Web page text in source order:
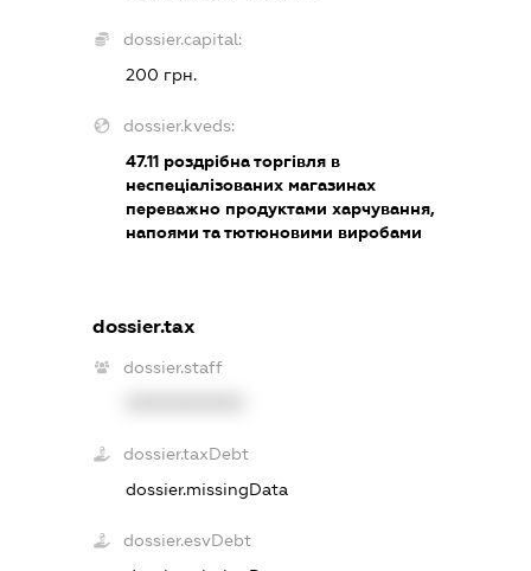
dossier.capital:
200 грн.
dossier.kveds:
47.11 роздрібна торгівля в
неспеціалізованих магазинах
переважно продуктами харчування,
напоями та тютюновими виробами
dossier.tax
dossier.staff
dossier.taxDebt
dossier.missingData
dossier.esvDebt